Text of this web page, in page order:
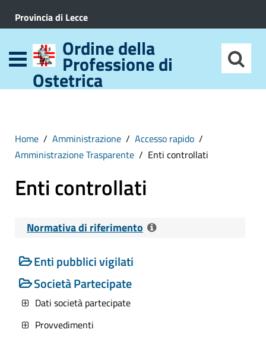
Provincia di Lecce
Ordine della
Professione di
Ostetrica
Home Amministrazione
Accesso rapido
Amministrazione Trasparente
Enti controllati
Enti controllati
Normativa di riferimento
Riferimenti normativi:
D. Lgs. 8 aprile 2013 n. 39 Art. 20 -
Dichiarazione sulla insussistenza di
cause di inconferibilità o
incompatibilità
Enti pubblici vigilati
Società Partecipate
Dati società partecipate
Provvedimenti